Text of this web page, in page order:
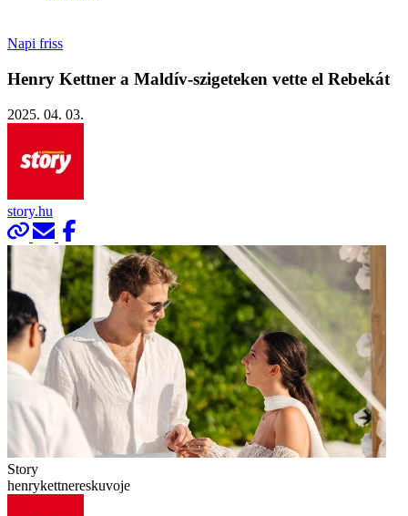
Napi friss
Henry Kettner a Maldív-szigeteken vette el Rebekát
2025. 04. 03.
story.hu
Story
henrykettnereskuvoje